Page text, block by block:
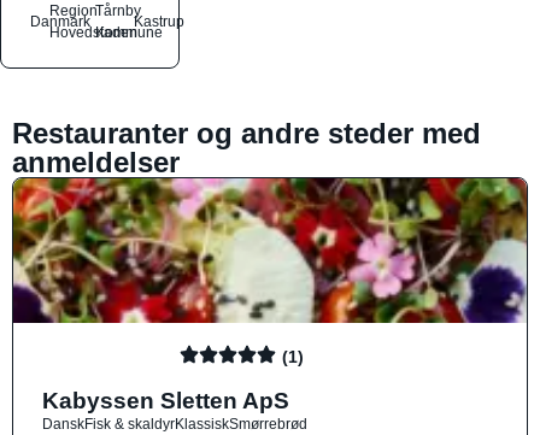
Danmark
Region
Hovedstaden
Tårnby
Kommune
Kastrup
Restauranter og andre steder med
anmeldelser
(1)
Kabyssen Sletten ApS
DanskFisk & skaldyrKlassiskSmørrebrød